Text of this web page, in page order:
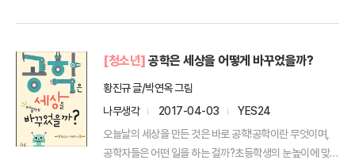
[청소년] 공학은 세상을 어떻게 바꾸었을까?
황진규 글/박연옥 그림
나무생각
2017-04-03
YES24
오늘날의 세상을 만든 것은 바로 공학!공학이란 무엇이며,
공학자들은 어떤 일을 하는 걸까?초등학생의 눈높이에 맞춰